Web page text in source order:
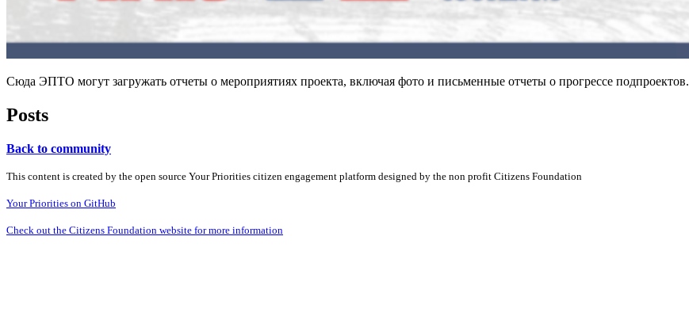
Сюда ЭПТО могут загружать отчеты о мероприятиях проекта, включая фото и письменные отчеты о прогрессе подпроектов.
Posts
Back to community
This content is created by the open source Your Priorities citizen engagement platform designed by the non profit Citizens Foundation
Your Priorities on GitHub
Check out the Citizens Foundation website for more information